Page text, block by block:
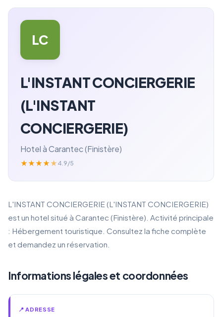
LC
L'INSTANT CONCIERGERIE
(L'INSTANT
CONCIERGERIE)
Hotel à Carantec (Finistère)
★★★★★ 4.9/5
L'INSTANT CONCIERGERIE (L'INSTANT CONCIERGERIE)
est un hotel situé à Carantec (Finistère). Activité principale
: Hébergement touristique. Consultez la fiche complète
et demandez un réservation.
Informations légales et coordonnées
📍 ADRESSE